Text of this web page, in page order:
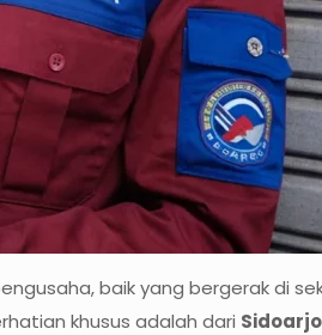
baik yang bergerak di
khusus adalah dari